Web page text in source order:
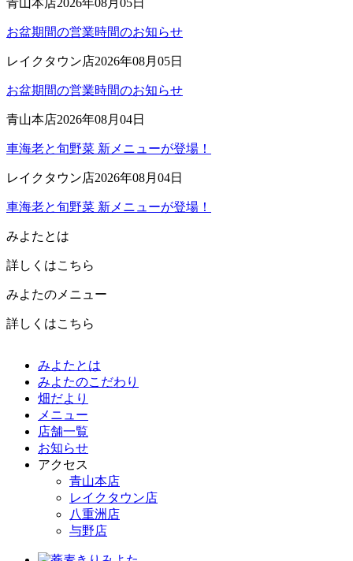
青山本店2026年08月05日
お盆期間の営業時間のお知らせ
レイクタウン店2026年08月05日
お盆期間の営業時間のお知らせ
青山本店2026年08月04日
車海老と旬野菜 新メニューが登場！
レイクタウン店2026年08月04日
車海老と旬野菜 新メニューが登場！
みよたとは
詳しくはこちら
みよたのメニュー
詳しくはこちら
みよたとは
みよたのこだわり
畑だより
メニュー
店舗一覧
お知らせ
アクセス
青山本店
レイクタウン店
八重洲店
与野店